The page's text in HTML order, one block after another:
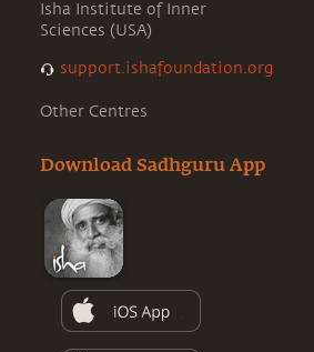
Isha Institute of Inner
Sciences (USA)
support.ishafoundation.org
Other Centres
Download Sadhguru App